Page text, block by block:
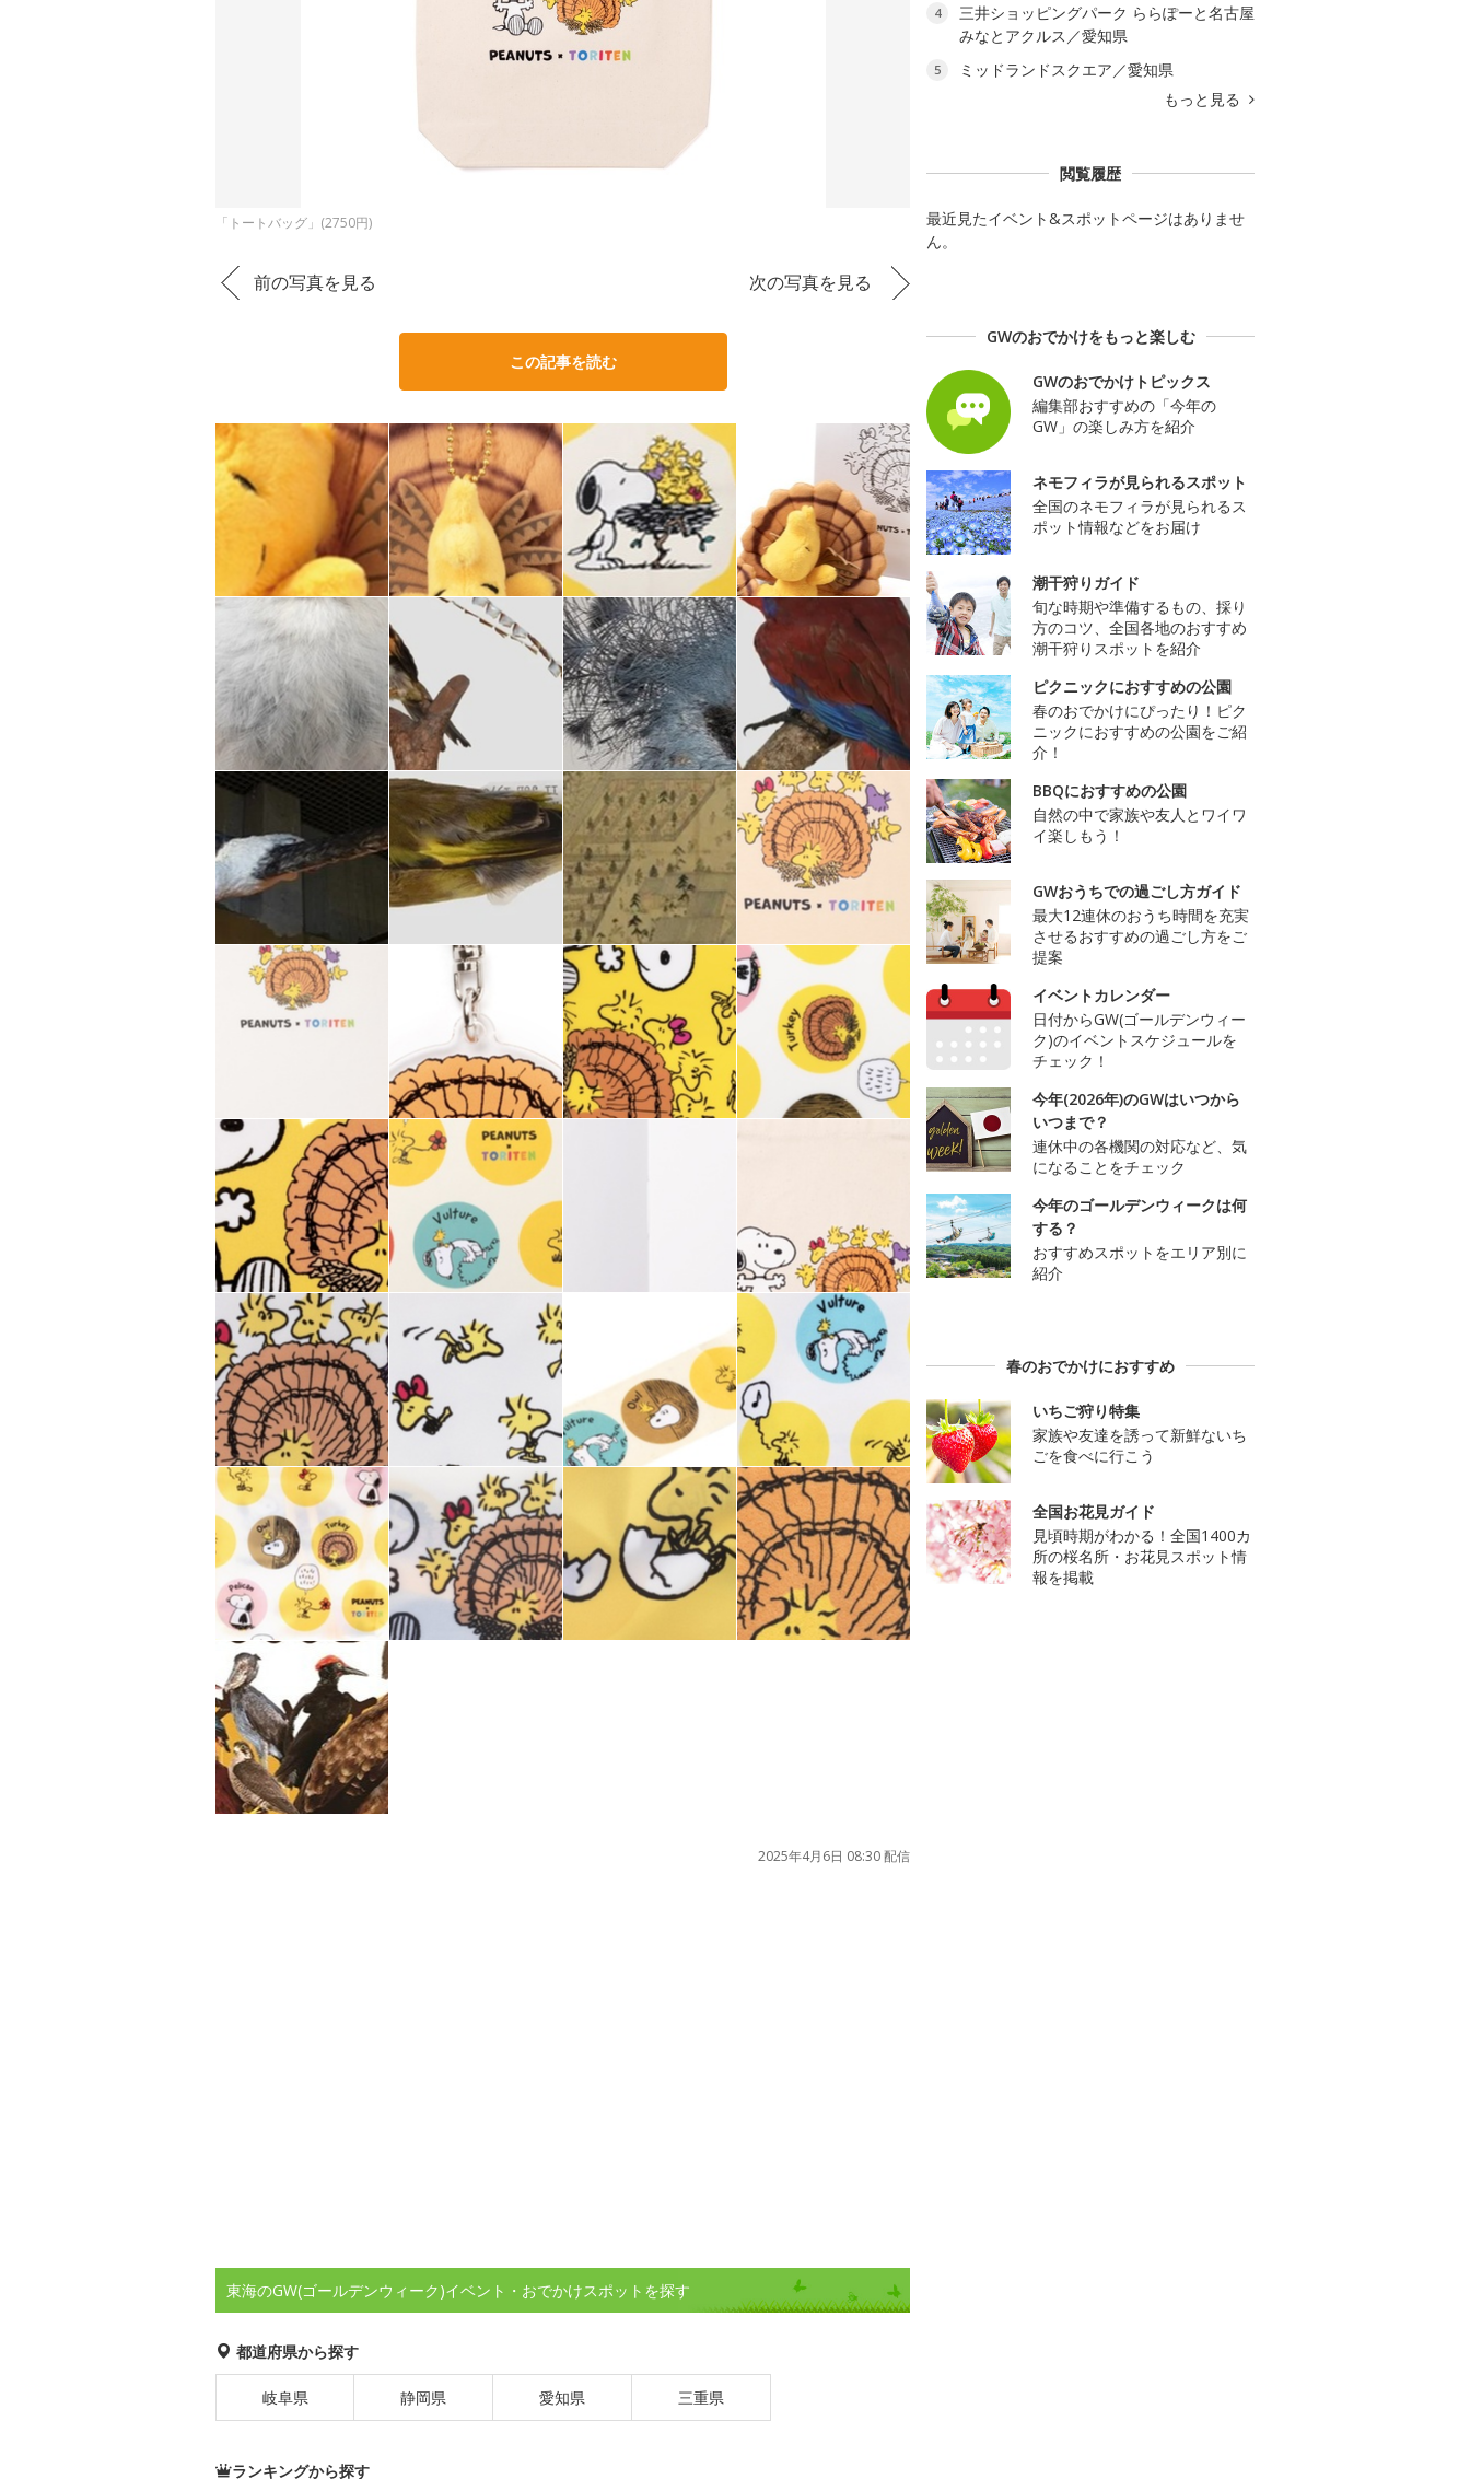
「トートバッグ」(2750円)
前の写真を見る 次の写真を見る
この記事を読む
2025年4月6日 08:30 配信
東海のGW(ゴールデンウィーク)イベント・おでかけスポットを探す
都道府県から探す
岐阜県 静岡県 愛知県 三重県
ランキングから探す
4
三井ショッピングパーク ららぽーと名古屋
みなとアクルス／愛知県
5
ミッドランドスクエア／愛知県
もっと見る
閲覧履歴
最近見たイベント&スポットページはありませ
ん。
GWのおでかけをもっと楽しむ
GWのおでかけトピックス
編集部おすすめの「今年の
GW」の楽しみ方を紹介
ネモフィラが見られるスポット
全国のネモフィラが見られるス
ポット情報などをお届け
潮干狩りガイド
旬な時期や準備するもの、採り
方のコツ、全国各地のおすすめ
潮干狩りスポットを紹介
ピクニックにおすすめの公園
春のおでかけにぴったり！ピク
ニックにおすすめの公園をご紹
介！
BBQにおすすめの公園
自然の中で家族や友人とワイワ
イ楽しもう！
GWおうちでの過ごし方ガイド
最大12連休のおうち時間を充実
させるおすすめの過ごし方をご
提案
イベントカレンダー
日付からGW(ゴールデンウィー
ク)のイベントスケジュールを
チェック！
今年(2026年)のGWはいつから
いつまで？
連休中の各機関の対応など、気
になることをチェック
今年のゴールデンウィークは何
する？
おすすめスポットをエリア別に
紹介
春のおでかけにおすすめ
いちご狩り特集
家族や友達を誘って新鮮ないち
ごを食べに行こう
全国お花見ガイド
見頃時期がわかる！全国1400カ
所の桜名所・お花見スポット情
報を掲載